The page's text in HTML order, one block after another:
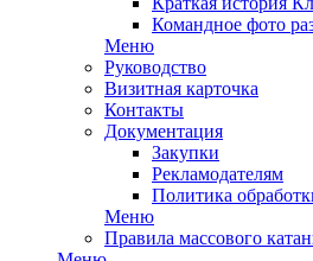
Командное фото
Меню
Руководство
Визитная карточка
Контакты
Документация
Закупки
Рекламодателям
Политика
Меню
Правила массового